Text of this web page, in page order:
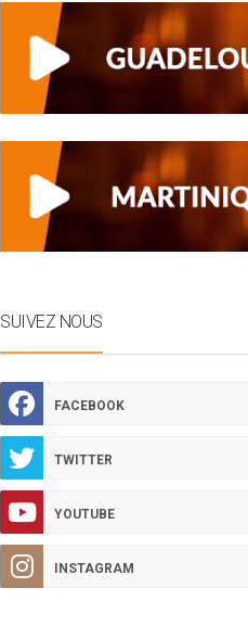
SUIVEZ NOUS
FACEBOOK
TWITTER
YOUTUBE
INSTAGRAM